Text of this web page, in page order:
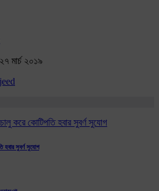
মার্চ ২০১৯
হবার সুবর্ণ ‍সুযোগ